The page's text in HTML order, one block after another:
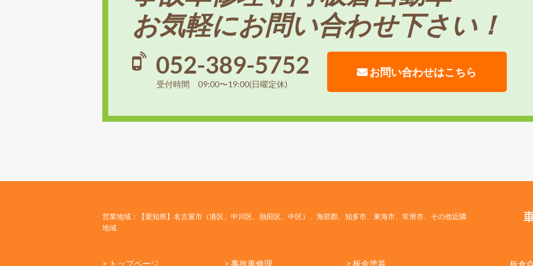
お気軽にお問い合わせ下さい！
052-389-5752
受付時間 09:00〜19:00(日曜定休)
お問い合わせはこちら
営業地域：【愛知県】名古屋市（港区、中川区、熱田区、中区）、海部郡、知多市、東海市、常滑市、その他近隣
地域
> トップページ > 事故車修理 > 板金塗装 板倉